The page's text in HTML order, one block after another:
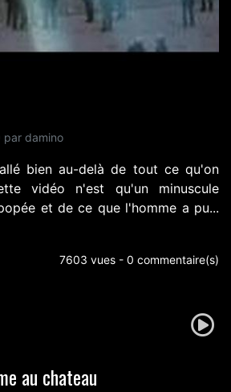
par damino
bien au-delà de tout ce qu'on
vidéo n'est qu'un minuscule
et de ce que l'homme a pu...
7603 vues - 0 commentaire(s)
au chateau